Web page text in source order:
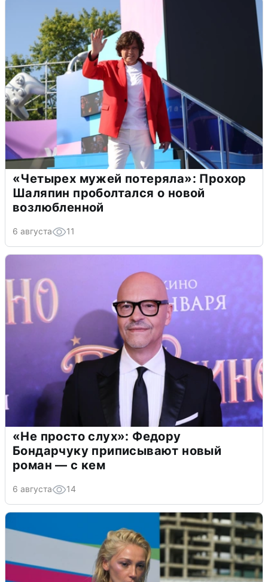
«Четырех мужей потеряла»: Прохор
Шаляпин проболтался о новой
возлюбленной
6 августа 11
«Не просто слух»: Федору
Бондарчуку приписывают новый
роман — с кем
6 августа 14